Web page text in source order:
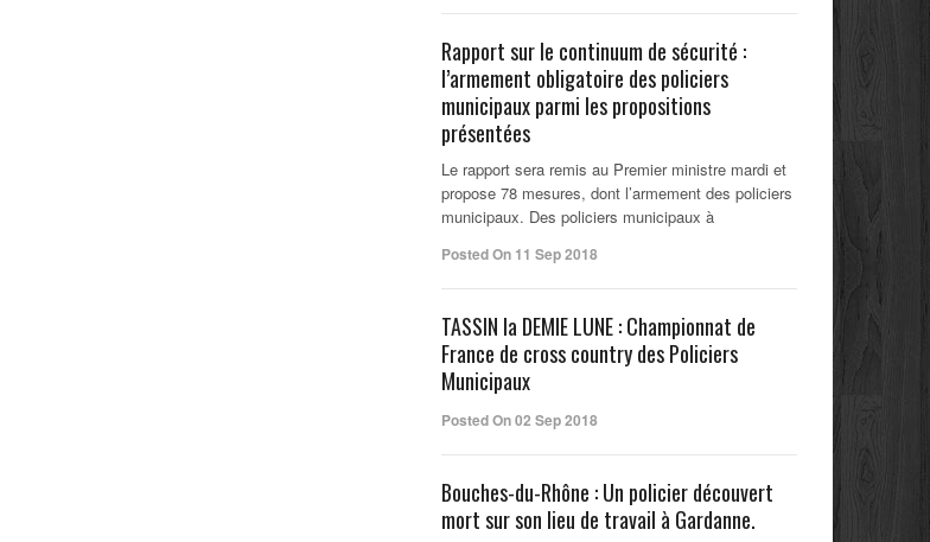
Rapport sur le continuum de sécurité :
l’armement obligatoire des policiers
municipaux parmi les propositions
présentées
Le rapport sera remis au Premier ministre mardi et
propose 78 mesures, dont l’armement des policiers
municipaux. Des policiers municipaux à
Posted On 11 Sep 2018
TASSIN la DEMIE LUNE : Championnat de
France de cross country des Policiers
Municipaux
Posted On 02 Sep 2018
Bouches-du-Rhône : Un policier découvert
mort sur son lieu de travail à Gardanne.